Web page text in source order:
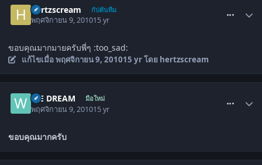
hertzscream กัปตันทีม
พฤศจิกายน 9, 201015 yr
ขอบคุณมากมายครับพี่ๆ :too_sad:
แก้ไขเมื่อพฤศจิกายน 9, 201015 yrโดย hertzscream
WE DREAM มือใหม่
พฤศจิกายน 9, 201015 yr
ขอบคุณมากครับ